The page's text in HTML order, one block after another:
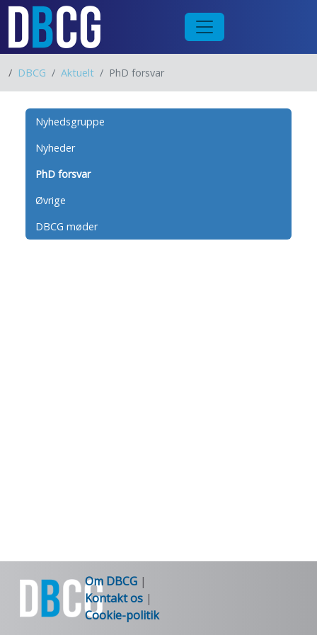
/ DBCG Aktuelt PhD forsvar
Nyhedsgruppe
Nyheder
PhD forsvar
Øvrige
DBCG møder
Om DBCG |
Kontakt os |
Cookie-politik